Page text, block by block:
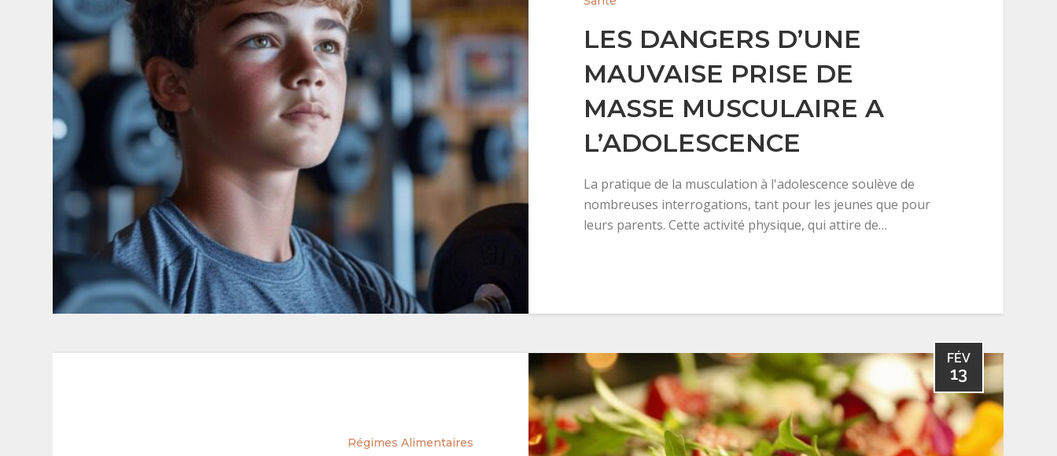
LES DANGERS D’UNE
MAUVAISE PRISE DE
MASSE MUSCULAIRE A
L’ADOLESCENCE
La pratique de la musculation à l'adolescence soulève de
nombreuses interrogations, tant pour les jeunes que pour
leurs parents. Cette activité physique, qui attire de…
FÉV
13
Régimes Alimentaires